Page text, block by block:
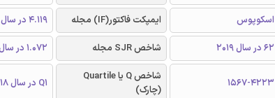
اسکوپوس ایمپکت فاکتور(IF) مجله
4.119 در سال 2018
62 در سال 2019 شاخص SJR مجله 1.072 در سال 2018
1567-4223
شاخص Q یا Quartile
(چارک)
Q1 در سال 2018